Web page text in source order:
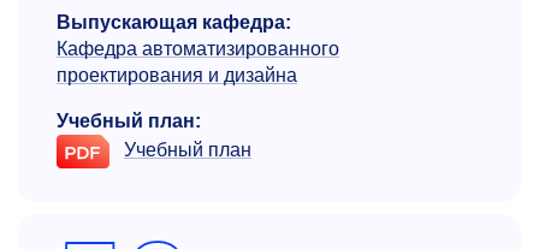
Выпускающая кафедра:
Кафедра автоматизиро­ванного
проектирования и дизайна
Учебный план:
Учебный план